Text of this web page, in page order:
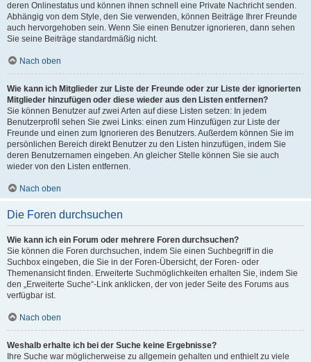
deren Onlinestatus und können ihnen schnell eine Private Nachricht senden.
Abhängig von dem Style, den Sie verwenden, können Beiträge Ihrer Freunde
auch hervorgehoben sein. Wenn Sie einen Benutzer ignorieren, dann sehen
Sie seine Beiträge standardmäßig nicht.
Nach oben
Wie kann ich Mitglieder zur Liste der Freunde oder zur Liste der ignorierten
Mitglieder hinzufügen oder diese wieder aus den Listen entfernen?
Sie können Benutzer auf zwei Arten auf diese Listen setzen: In jedem
Benutzerprofil sehen Sie zwei Links: einen zum Hinzufügen zur Liste der
Freunde und einen zum Ignorieren des Benutzers. Außerdem können Sie im
persönlichen Bereich direkt Benutzer zu den Listen hinzufügen, indem Sie
deren Benutzernamen eingeben. An gleicher Stelle können Sie sie auch
wieder von den Listen entfernen.
Nach oben
Die Foren durchsuchen
Wie kann ich ein Forum oder mehrere Foren durchsuchen?
Sie können die Foren durchsuchen, indem Sie einen Suchbegriff in die
Suchbox eingeben, die Sie in der Foren-Übersicht, der Foren- oder
Themenansicht finden. Erweiterte Suchmöglichkeiten erhalten Sie, indem Sie
den „Erweiterte Suche“-Link anklicken, der von jeder Seite des Forums aus
verfügbar ist.
Nach oben
Weshalb erhalte ich bei der Suche keine Ergebnisse?
Ihre Suche war möglicherweise zu allgemein gehalten und enthielt zu viele